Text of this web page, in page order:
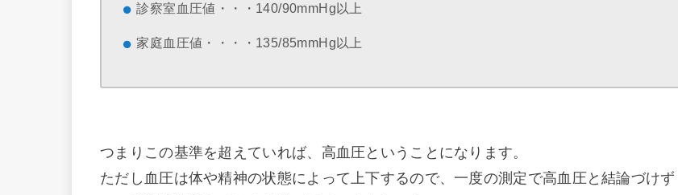
診察室血圧値・・・140/90mmHg以上
家庭血圧値・・・・135/85mmHg以上
つまりこの基準を超えていれば、高血圧ということになります。
ただし血圧は体や精神の状態によって上下するので、一度の測定で高血圧と結論づけず